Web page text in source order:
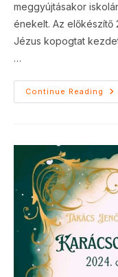
meggyújtásakor
énekelt. Az előkészítő
Jézus kopogtat
…
Continue Reading